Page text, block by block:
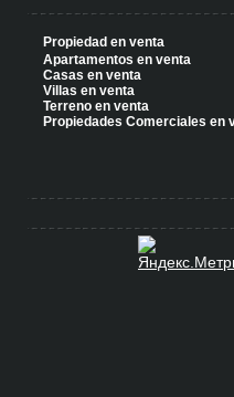
Propiedad en venta
Apartamentos en venta
Casas en venta
Villas en venta
Terreno en venta
Propiedades Comerciales en